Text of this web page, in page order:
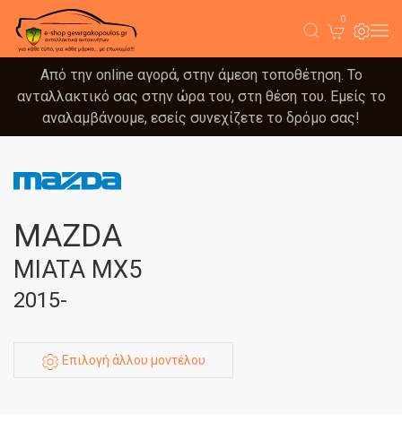
0
Από την online αγορά, στην άμεση τοποθέτηση. Το
ανταλλακτικό σας στην ώρα του, στη θέση του. Εμείς το
αναλαμβάνουμε, εσείς συνεχίζετε το δρόμο σας!
MAZDA
MIATA MX5
2015-
Επιλογή άλλου μοντέλου